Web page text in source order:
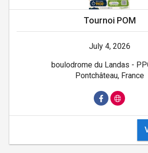
Tournoi POM
July 4, 2026
boulodrome du Landas -
Pontchâteau, France